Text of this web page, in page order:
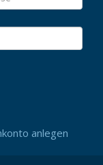
anlegen